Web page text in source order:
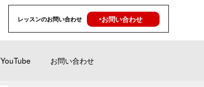
レッスンのお問い合わせ ‣お問い合わせ
YouTube お問い合わせ